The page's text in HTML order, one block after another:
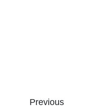
Previous